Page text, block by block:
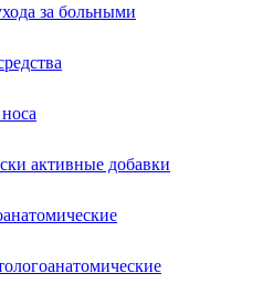
за больными
активные добавки